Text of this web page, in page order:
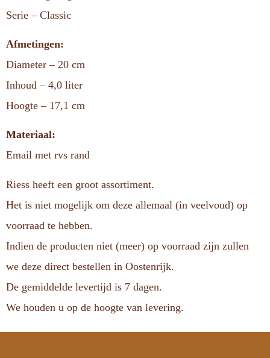
Serie – Classic
Afmetingen:
Diameter – 20 cm
Inhoud – 4,0 liter
Hoogte – 17,1 cm
Materiaal:
Email met rvs rand
Riess heeft een groot assortiment.
Het is niet mogelijk om deze allemaal (in veelvoud) op
voorraad te hebben.
Indien de producten niet (meer) op voorraad zijn zullen
we deze direct bestellen in Oostenrijk.
De gemiddelde levertijd is 7 dagen.
We houden u op de hoogte van levering.